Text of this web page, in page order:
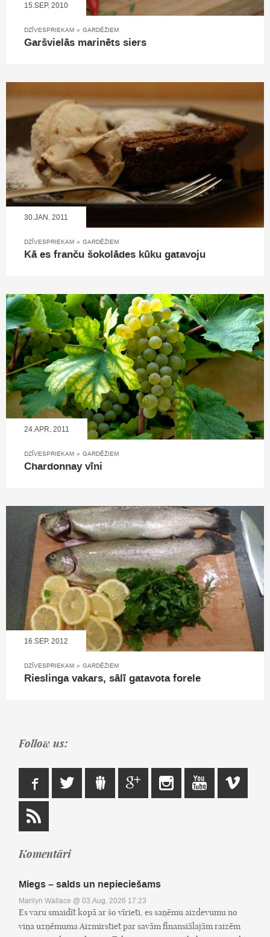
15.SEP, 2010
DZĪVESPRIEKAM » GARDĒŽIEM
Garšvielās marinēts siers
30.JAN, 2011
DZĪVESPRIEKAM » GARDĒŽIEM
Kā es franču šokolādes kūku gatavoju
24.APR, 2011
DZĪVESPRIEKAM » GARDĒŽIEM
Chardonnay vīni
16.SEP, 2012
DZĪVESPRIEKAM » GARDĒŽIEM
Rieslinga vakars, sālī gatavota forele
Follow us:
Komentāri
Miegs – salds un nepieciešams
Marilyn Wallace @ 03.Aug, 2026 17:23
Es varu smaidīt kopā ar šo vīrieti, es saņēmu aizdevumu no
viņa uzņēmuma Aizmirstiet par savām finansiālajām raizēm